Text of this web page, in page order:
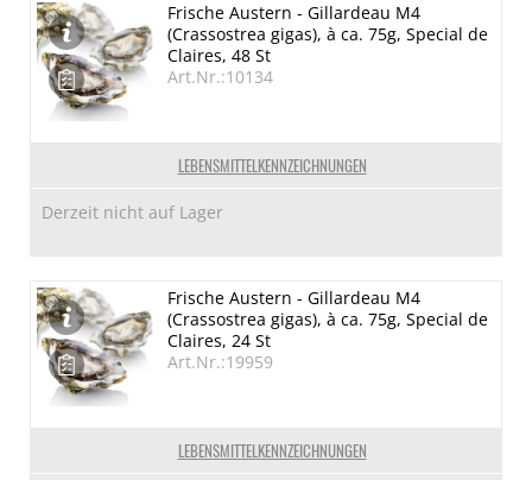
LEBENSMITTELKENNZEICHNUNGEN
Frische Austern - Gillardeau M4
(Crassostrea gigas), à ca. 75g, Special de
Claires, 48 St
Art.Nr.:10134
Derzeit nicht auf Lager
LEBENSMITTELKENNZEICHNUNGEN
Frische Austern - Gillardeau M4
(Crassostrea gigas), à ca. 75g, Special de
Claires, 24 St
Art.Nr.:19959